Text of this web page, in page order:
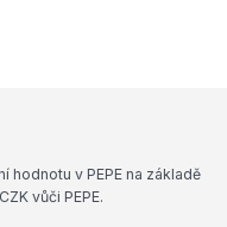
hodnotu v PEPE na základě
vůči PEPE.